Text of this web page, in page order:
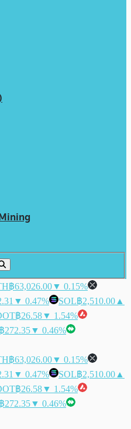
฿63,026.00▼ 0.15%
▼ 0.47% SOL฿2,510.00 ▲
฿26.58▼ 1.54%
฿272.35▼ 0.46%
฿63,026.00▼ 0.15%
▼ 0.47% SOL฿2,510.00 ▲
฿26.58▼ 1.54%
฿272.35▼ 0.46%